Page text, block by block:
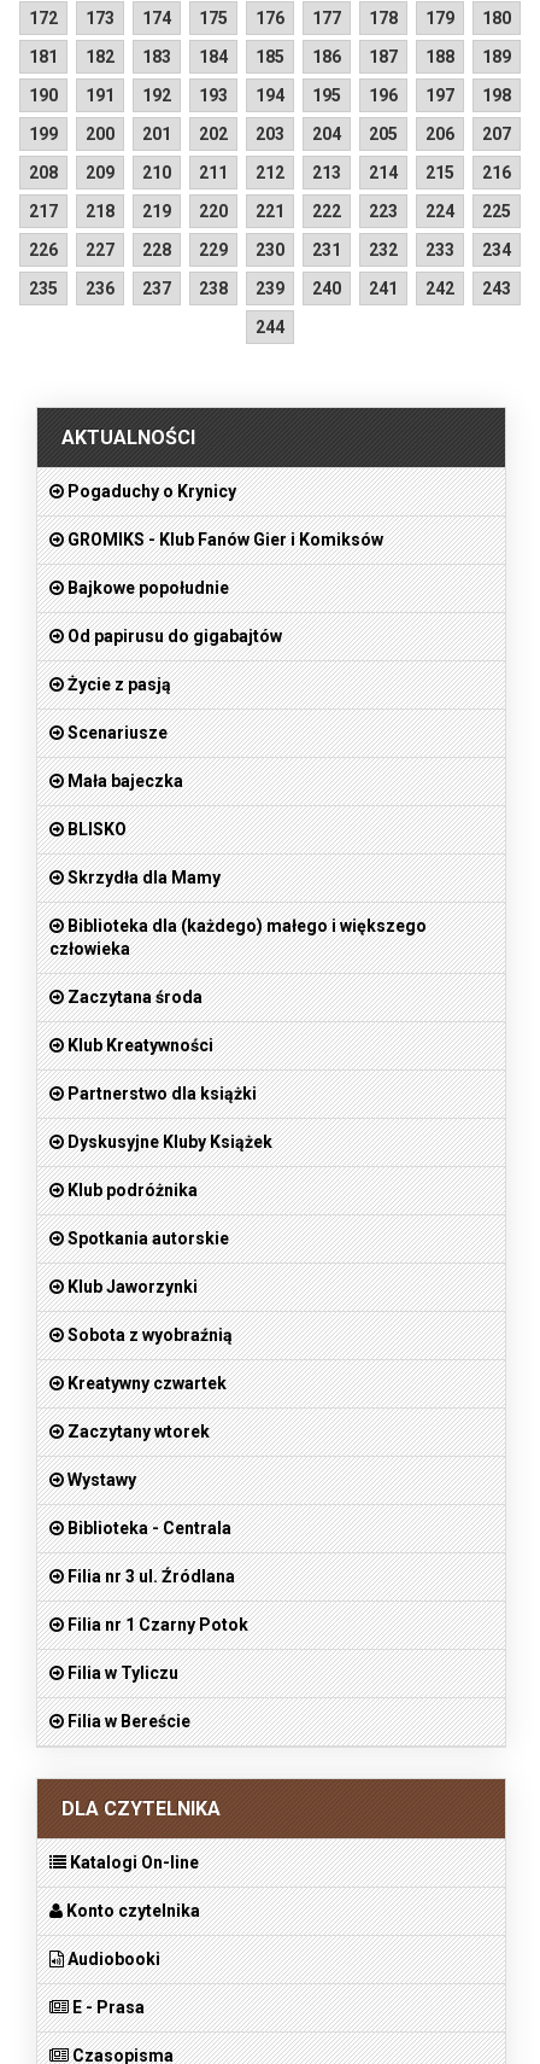
172 173 174 175 176 177 178 179
180
181
182 183 184 185 186 187 188
189
190
191 192 193 194 195 196 197
198
199
200 201 202 203 204 205 206
207
208
209 210 211 212 213 214 215
216
217
218 219 220 221 222 223 224
225
226
227 228 229 230 231 232 233
234
235
236 237 238 239 240 241 242
243
244
AKTUALNOŚCI
Pogaduchy o Krynicy
GROMIKS - Klub Fanów Gier i Komiksów
Bajkowe popołudnie
Od papirusu do gigabajtów
Życie z pasją
Scenariusze
Mała bajeczka
BLISKO
Skrzydła dla Mamy
Biblioteka dla (każdego) małego i większego
człowieka
Zaczytana środa
Klub Kreatywności
Partnerstwo dla książki
Dyskusyjne Kluby Książek
Klub podróżnika
Spotkania autorskie
Klub Jaworzynki
Sobota z wyobraźnią
Kreatywny czwartek
Zaczytany wtorek
Wystawy
Biblioteka - Centrala
Filia nr 3 ul. Źródlana
Filia nr 1 Czarny Potok
Filia w Tyliczu
Filia w Bereście
DLA CZYTELNIKA
Katalogi On-line
Konto czytelnika
Audiobooki
E - Prasa
Czasopisma